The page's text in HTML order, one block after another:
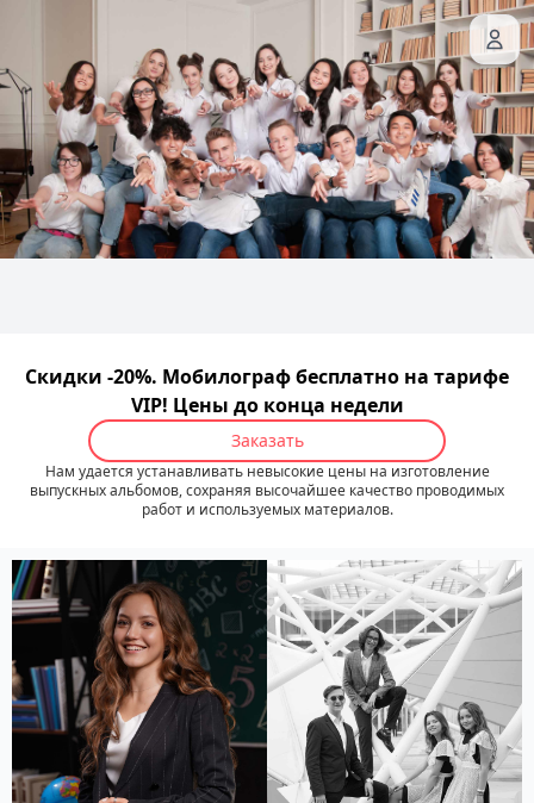
Скидки -20%. Мобилограф бесплатно на тарифе
VIP! Цены до конца недели
Заказать
Нам удается устанавливать невысокие цены на изготовление
выпускных альбомов, сохраняя высочайшее качество проводимых
работ и используемых материалов.